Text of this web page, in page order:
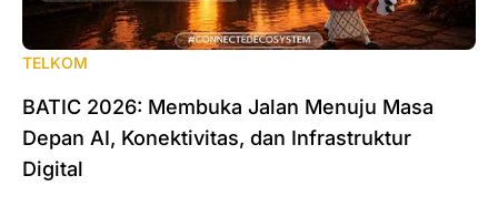
TELKOM
BATIC 2026: Membuka Jalan Menuju Masa
Depan AI, Konektivitas, dan Infrastruktur
Digital